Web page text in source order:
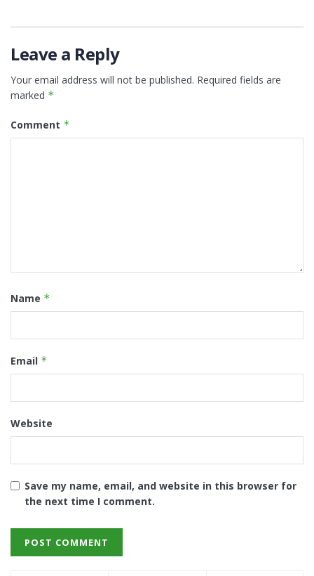
Leave a Reply
Your email address will not be published. Required fields are
marked *
Comment *
Name *
Email *
Website
Save my name, email, and website in this browser for
the next time I comment.